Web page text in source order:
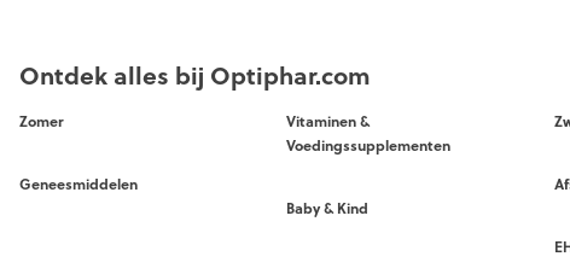
Ontdek alles bij Optiphar.com
Zomer
Geneesmiddelen
Vitaminen &
Voedingssupplementen
Baby & Kind